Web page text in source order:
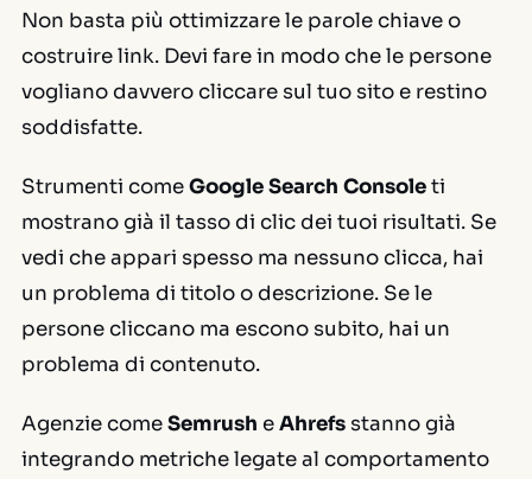
Non basta più ottimizzare le parole chiave o
costruire link. Devi fare in modo che le persone
vogliano davverocliccare sul tuo sito e restino
soddisfatte.
Strumenti comeGoogle Search Consoleti
mostrano già il tasso di clic dei tuoi risultati. Se
vedi che appari spesso ma nessuno clicca, hai
un problema di titolo o descrizione. Se le
persone cliccano ma escono subito, hai un
problema di contenuto.
Agenzie comeSemrush eAhrefsstanno già
integrando metriche legate al comportamento